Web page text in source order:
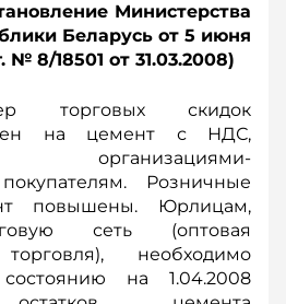
Министерства
Беларусь от 5 июня
№ 8/18501 от 31.03.2008)
торговых скидок
на цемент с НДС,
организациями-
Розничные
повышены. Юрлицам,
сеть (оптовая
необходимо
на 1.04.2008